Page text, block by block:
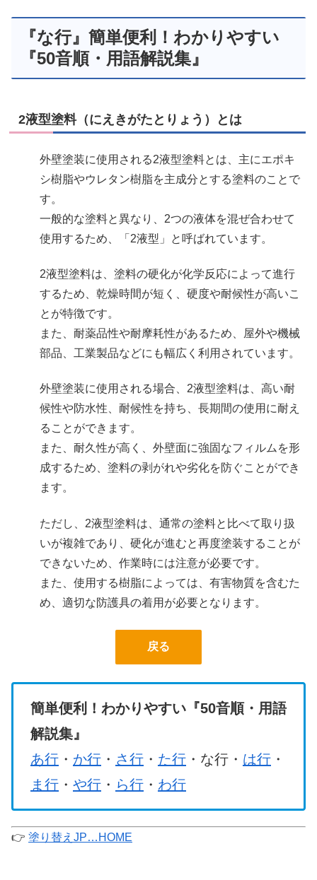
『な行』簡単便利！わかりやすい
『50音順・用語解説集』
2液型塗料（にえきがたとりょう）とは
外壁塗装に使用される2液型塗料とは、主にエポキ
シ樹脂やウレタン樹脂を主成分とする塗料のことで
す。
一般的な塗料と異なり、2つの液体を混ぜ合わせて
使用するため、「2液型」と呼ばれています。
2液型塗料は、塗料の硬化が化学反応によって進行
するため、乾燥時間が短く、硬度や耐候性が高いこ
とが特徴です。
また、耐薬品性や耐摩耗性があるため、屋外や機械
部品、工業製品などにも幅広く利用されています。
外壁塗装に使用される場合、2液型塗料は、高い耐
候性や防水性、耐候性を持ち、長期間の使用に耐え
ることができます。
また、耐久性が高く、外壁面に強固なフィルムを形
成するため、塗料の剥がれや劣化を防ぐことができ
ます。
ただし、2液型塗料は、通常の塗料と比べて取り扱
いが複雑であり、硬化が進むと再度塗装することが
できないため、作業時には注意が必要です。
また、使用する樹脂によっては、有害物質を含むた
め、適切な防護具の着用が必要となります。
戻る
簡単便利！わかりやすい『50音順・用語
解説集』
あ行 ・ か行 ・ さ行 ・ た行 ・な行・ は行 ・
ま行 ・ や行 ・ ら行 ・ わ行
👉 塗り替えJP…HOME